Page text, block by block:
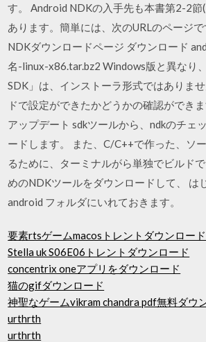
す。 Android NDKの入手先も本書第2-2節
あります。簡単には、次のURLのページ
NDKダウンロードページ ダウンロード
名-linux-x86.tar.bz2 Windows版と異なり
SDK」は、インストーラ形式ではありま
ドで設定ができたかどうかの確認ができ
アップデート sdkツールから、ndkのチェ
ードします。 また、C/C++で作った、ソ
るために、ターミナルがら単独でビルド
めのNDKツールをダウンロードして、 は
android フォルダにいれておきます。
要素rtsゲームmacosトレントダウンロー
Stella uk S06E06トレントダウンロード
concentrix oneアプリをダウンロード
猫のgifダウンロード
神聖なゲームvikram chandra pdf無料ダウ
urthrth
urthrth